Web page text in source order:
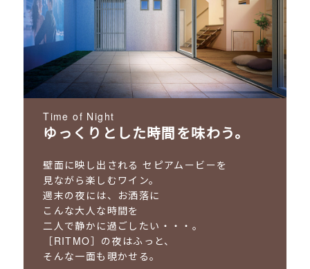
Time of Night
ゆっくりとした時間を味わう。
壁面に映し出される セピアムービーを
見ながら楽しむワイン。
週末の夜には、お洒落に
こんな大人な時間を
二人で静かに過ごしたい・・・。
［RITMO］の夜はふっと、
そんな一面も覗かせる。